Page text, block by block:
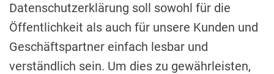
Datenschutzerklärung soll sowohl für die
Öffentlichkeit als auch für unsere Kunden und
Geschäftspartner einfach lesbar und
verständlich sein. Um dies zu gewährleisten,